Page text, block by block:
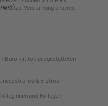
w/d)zur Verstärkung unseres
Büro mit top ausgestatteten
& Bistros
und Kollegen